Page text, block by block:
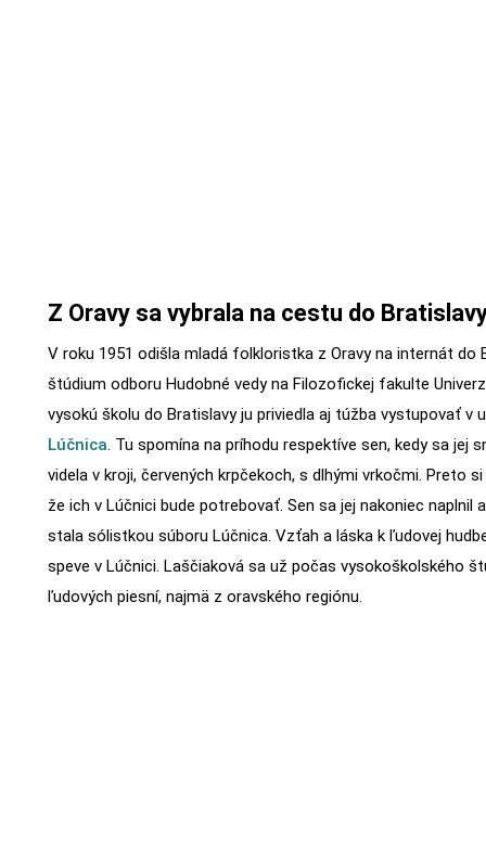
Z Oravy sa vybrala na cestu do
V roku 1951 odišla mladá folkloristka z Oravy na internát do
štúdium odboru Hudobné vedy na Filozofickej fakulte
vysokú školu do Bratislavy ju priviedla aj túžba vystupovať v
Lúčnica. Tu spomína na príhodu respektíve sen, kedy sa jej
videla v kroji, červených krpčekoch, s dlhými vrkočmi. Preto
že ich v Lúčnici bude potrebovať. Sen sa jej nakoniec naplnil
stala sólistkou súboru Lúčnica. Vzťah a láska k ľudovej
speve v Lúčnici. Laščiaková sa už počas vysokoškolského
ľudových piesní, najmä z oravského regiónu.